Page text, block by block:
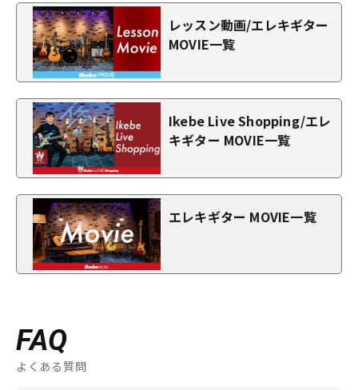
レッスン動画/エレキギター
MOVIE一覧
Ikebe Live Shopping/エレ
キギター MOVIE一覧
エレキギター MOVIE一覧
FAQ
よくある質問